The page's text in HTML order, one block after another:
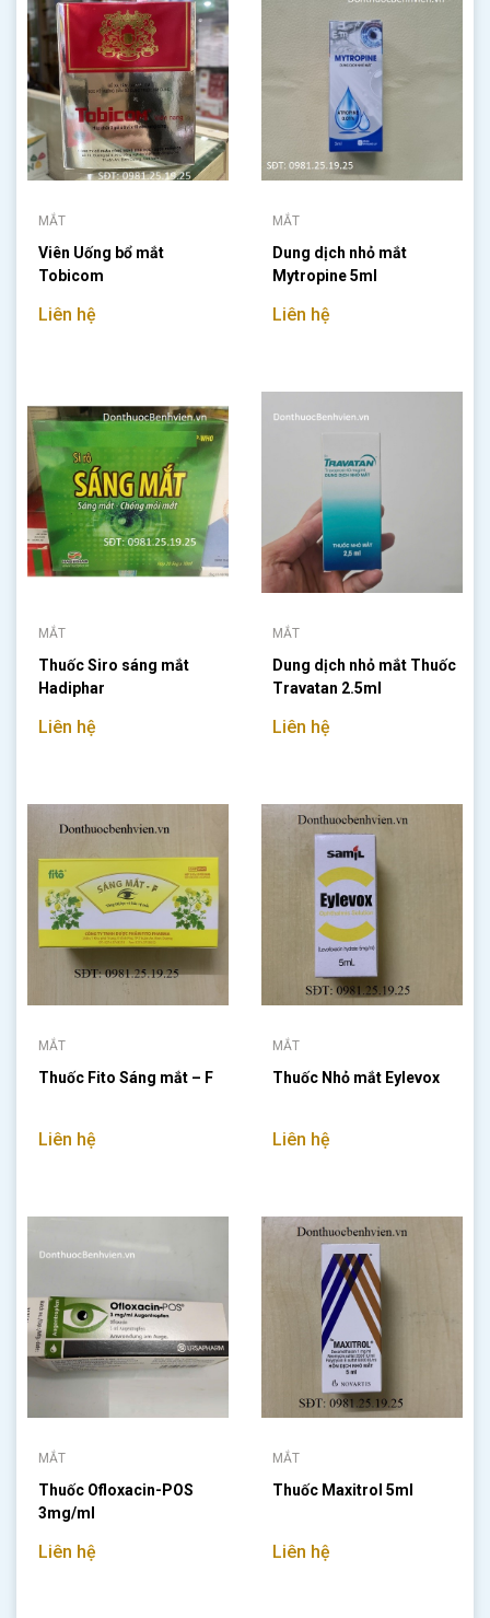
MẮT
Viên Uống bổ mắt
Tobicom
Liên hệ
MẮT
Dung dịch nhỏ mắt
Mytropine 5ml
Liên hệ
MẮT
Thuốc Siro sáng mắt
Hadiphar
Liên hệ
MẮT
Dung dịch nhỏ mắt Thuốc
Travatan 2.5ml
Liên hệ
MẮT
Thuốc Fito Sáng mắt – F
Liên hệ
MẮT
Thuốc Nhỏ mắt Eylevox
Liên hệ
MẮT
Thuốc Ofloxacin-POS
3mg/ml
Liên hệ
MẮT
Thuốc Maxitrol 5ml
Liên hệ